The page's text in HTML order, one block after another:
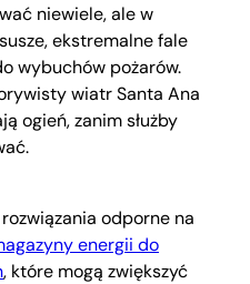
niewiele, ale w
ekstremalne fale
wybuchów pożarów.
wiatr Santa Ana
ogień, zanim służby
odporne na
energii do
, które mogą zwiększyć